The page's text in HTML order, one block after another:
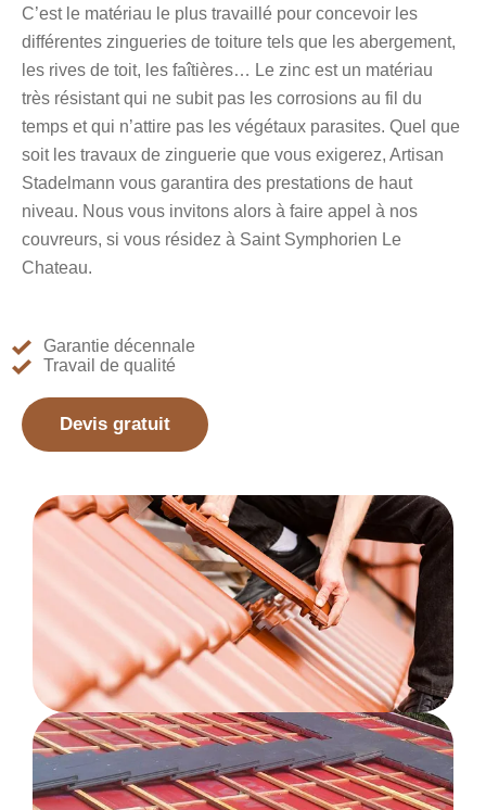
C’est le matériau le plus travaillé pour concevoir les
différentes zingueries de toiture tels que les abergement,
les rives de toit, les faîtières… Le zinc est un matériau
très résistant qui ne subit pas les corrosions au fil du
temps et qui n’attire pas les végétaux parasites. Quel que
soit les travaux de zinguerie que vous exigerez, Artisan
Stadelmann vous garantira des prestations de haut
niveau. Nous vous invitons alors à faire appel à nos
couvreurs, si vous résidez à Saint Symphorien Le
Chateau.
Garantie décennale
Travail de qualité
Devis gratuit